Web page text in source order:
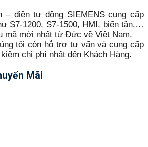
– điện tự động SIEMENS cung cấp
S7-1200, S7-1500, HMI, biến tần,…
mã mới nhất từ Đức về Việt Nam.
tôi còn hỗ trợ tư vấn và cung cấp
chi phí nhất đến Khách Hàng.
Mãi